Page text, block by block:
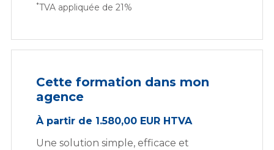
*TVA appliquée de 21%
Cette formation dans mon
agence
À partir de 1.580,00 EUR HTVA
Une solution simple, efficace et